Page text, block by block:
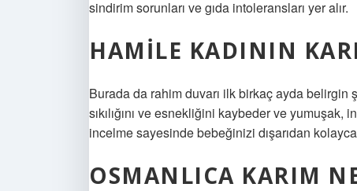
sindirim sorunları ve gıda intoleransları yer alır.
HAMILE KADININ
Burada da rahim duvarı ilk birkaç ayda
sıkılığını ve esnekliğini kaybeder ve
incelme sayesinde bebeğinizi dışarıdan
OSMANLICA KARIM